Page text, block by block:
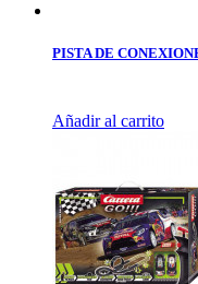
PISTA DE
Añadir al carrito